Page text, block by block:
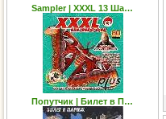
Sampler | XXXL 13 Ша…
Попутчик | Билет в П…